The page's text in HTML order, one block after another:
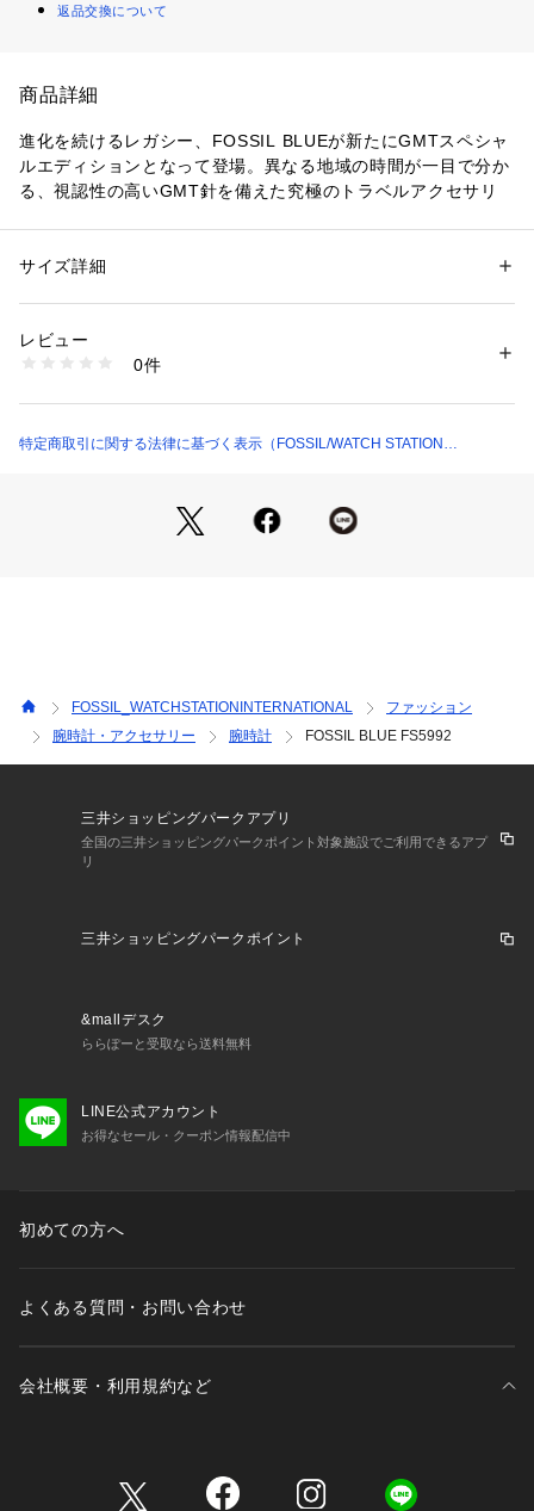
返品交換について
商品詳細
進化を続けるレガシー、FOSSIL BLUEが新たにGMTスペシャ
ルエディションとなって登場。異なる地域の時間が一目で分か
る、視認性の高いGMT針を備えた究極のトラベルアクセサリ
ツートーンの24時間表示回転ベゼルを備えています。
ケース径46mm、バンド幅24mm、ミネラルクリスタル、GMT
コレクション名：FOSSIL BLUE
FOSSIL(フォッシル)について
Fossilは1984年に始まった、アメリカのウォッチとライフスタ
す。
※外箱は輸送時にキズや凹みなどが生じる場合がございます。
※ご覧のモニター環境、照明等により実際の商品と色味が異な
ってみえる場合がございます。
※納品書は、保証書の代わりとなりますので必ず保管いただき
した時計にセットされている電池は、機能や性能に問題がない
時までに電池がもたない場合もございます。電池切れは保証の
対象外となりますので、予めご了承ください。
性別：メンズ
素材：ステンレススチール / シリコン
商品番号：
FS5992 （ショップ）
サイズ詳細
レビュー
0件
特定商取引に関する法律に基づく表示（FOSSIL/WATCH STATION
FOSSIL_WATCHSTATIONINTERNATIONAL
ファッション
腕時計・アクセサリー
腕時計 FOSSIL BLUE FS5992
三井ショッピングパークアプリ
全国の三井ショッピングパークポイント対象施設でご利用できるアプ
リ
三井ショッピングパークポイント
&mallデスク
ららぽーと受取なら送料無料
LINE公式アカウント
お得なセール・クーポン情報配信中
初めての方へ
よくある質問・お問い合わせ
会社概要・利用規約など